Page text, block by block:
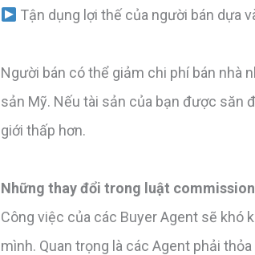
Tận dụng lợi thế của người bán dựa
Người bán có thể giảm chi phí bán nhà
sản Mỹ. Nếu tài sản của bạn được săn
giới thấp hơn.
Những thay đổi trong luật
Công việc của các Buyer Agent sẽ khó
mình. Quan trọng là các Agent phải